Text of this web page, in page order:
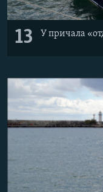
13 У причала